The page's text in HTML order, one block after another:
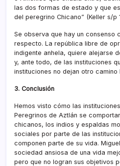
las dos formas de estado y que
del peregrino Chicano” (Keller s/p
Se observa que hay un consenso
respecto. La república libre de
indigente anhela, quiere alejarse
y, ante todo, de las instituciones
instituciones no dejan otro camino
3. Conclusión
Hemos visto cómo las
Peregrinos de Aztlán se
chicanos, los indios y espaldas
sociales por parte de las
componen parte de su vida.
sociedad ansiosa de una vida
pero que no logran sus objetivos